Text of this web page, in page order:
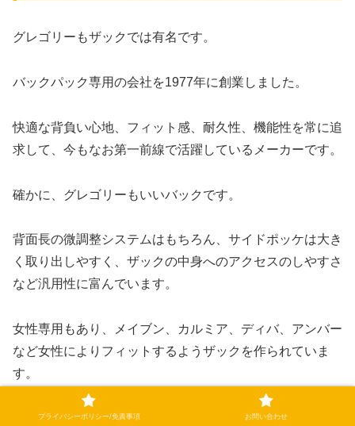
グレゴリーもザックでは有名です。
バックパック専用の会社を1977年に創業しました。
快適な背負い心地、フィット感、耐久性、機能性を常に追
求して、今もなお第一前線で活躍しているメーカーです。
確かに、グレゴリーもいいバックです。
背面長の微調整システムはもちろん、サイドポッケは大き
く取り出しやすく、ザックの中身へのアクセスのしやすさ
など汎用性に富んでいます。
女性専用もあり、メイブン、カルミア、ディバ、アンバー
など女性によりフィットするようザックを作られていま
す。
それでも、私はオスプレーをおすすめします。
プライバシーポリシー/免責事項 お問い合わせ